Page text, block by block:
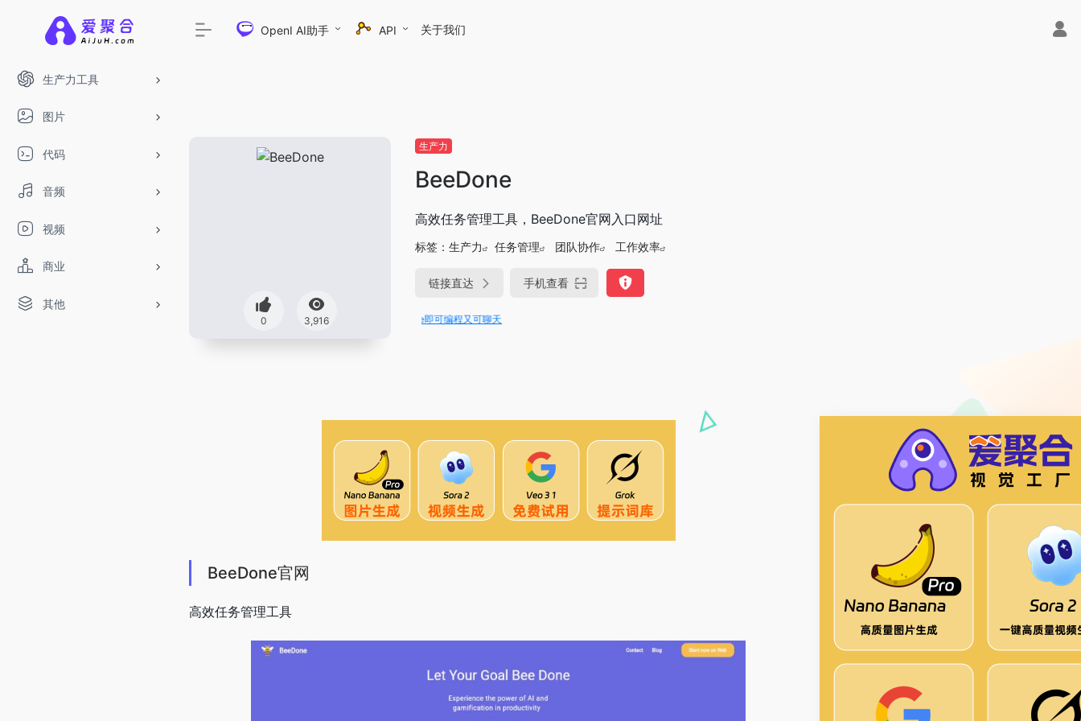
生产力工具
图片
代码
音频
视频
商业
其他
OpenI AI助手 API 关于我们
0 3,916
生产力
BeeDone
高效任务管理工具，BeeDone官网入口网址
标签： 生产力 任务管理 团队协作 工作效率
链接直达 手机查看
DeepSeek-R1、V3满血版免费用！- 字节Trae即可编程又可聊天
BeeDone官网
高效任务管理工具